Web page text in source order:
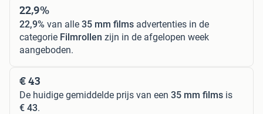
22,9%
22,9% van alle 35 mm films advertenties in de
categorie Filmrollen zijn in de afgelopen week
aangeboden.
€ 43
De huidige gemiddelde prijs van een 35 mm films is
€ 43.